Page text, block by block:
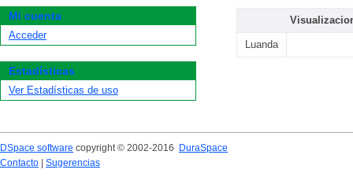
Luanda
Mi cuenta
Acceder
Estadísticas
Ver Estadísticas de uso
DSpace software copyright © 2002-2016
DuraSpace
Contacto
Sugerencias